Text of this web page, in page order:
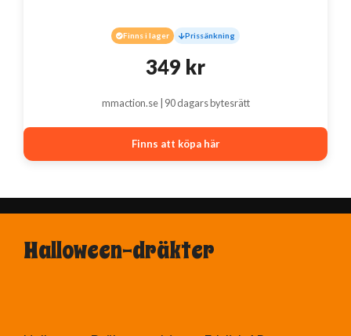
Finns i lager Prissänkning
349 kr
mmaction.se | 90 dagars bytesrätt
Finns att köpa här
Halloween-dräkter